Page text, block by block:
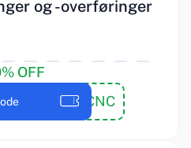
og -overføringer
OFF
COUPONFCNC